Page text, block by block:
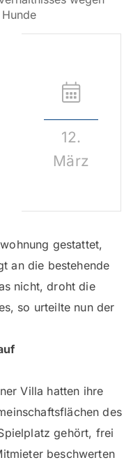
12.
März
gestattet,
an die bestehende
nicht, droht die
so urteilte nun der
Villa hatten ihre
des
gehört, frei
beschwerten